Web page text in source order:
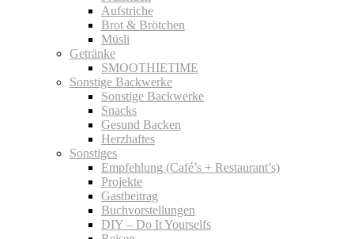
Aufstriche
Brot & Brötchen
Müsli
Getränke
SMOOTHIETIME
Sonstige Backwerke
Sonstige Backwerke
Snacks
Gesund Backen
Herzhaftes
Sonstiges
Empfehlung (Café’s + Restaurant’s)
Projekte
Gastbeitrag
Buchvorstellungen
DIY – Do It Yourselfs